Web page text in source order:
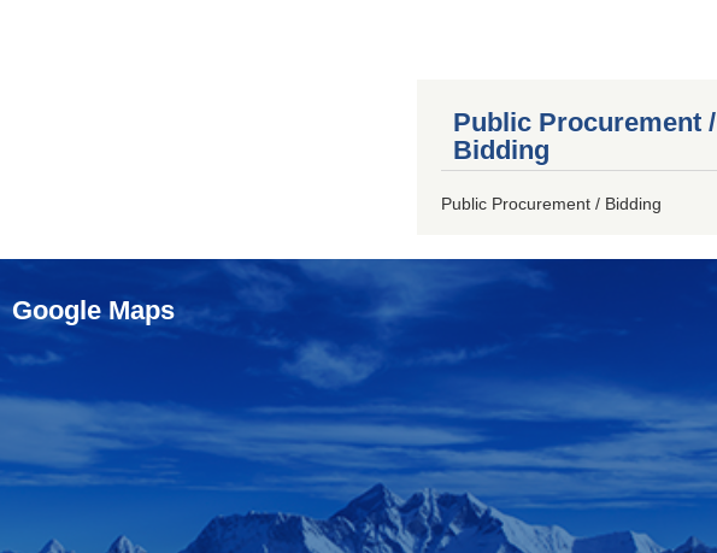
Public Procurement /
Bidding
Public Procurement / Bidding
Google Maps